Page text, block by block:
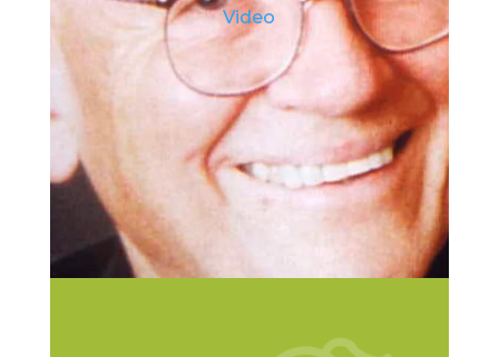
Video